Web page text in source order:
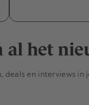
al het
deals en interviews in